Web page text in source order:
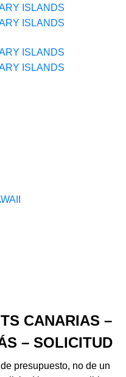
CANARIAS –
– SOLICITUD
presupuesto, no de un